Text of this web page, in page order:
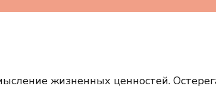
жизненных ценностей.